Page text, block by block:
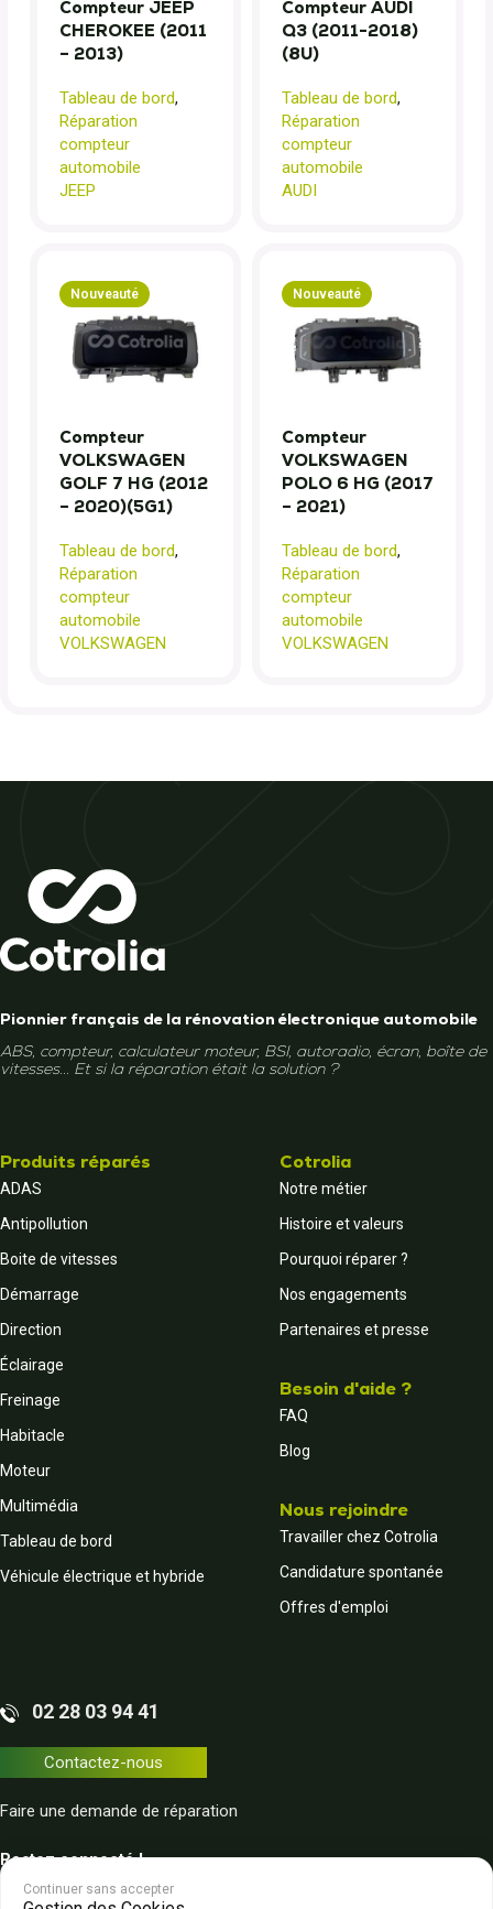
Compteur JEEP
CHEROKEE (2011
– 2013)
Tableau de bord,
Réparation
compteur
automobile
JEEP
Compteur AUDI
Q3 (2011-2018)
(8U)
Tableau de bord,
Réparation
compteur
automobile
AUDI
Nouveauté
Compteur
VOLKSWAGEN
GOLF 7 HG (2012
– 2020)(5G1)
Tableau de bord,
Réparation
compteur
automobile
VOLKSWAGEN
Nouveauté
Compteur
VOLKSWAGEN
POLO 6 HG (2017
– 2021)
Tableau de bord,
Réparation
compteur
automobile
VOLKSWAGEN
Pionnier français de la rénovation électronique automobile
ABS, compteur, calculateur moteur, BSI, autoradio, écran, boîte de
vitesses... Et si la réparation était la solution ?
Produits réparés
ADAS
Antipollution
Boite de vitesses
Démarrage
Direction
Éclairage
Freinage
Habitacle
Moteur
Multimédia
Tableau de bord
Véhicule électrique et hybride
Cotrolia
Notre métier
Histoire et valeurs
Pourquoi réparer ?
Nos engagements
Partenaires et presse
Besoin d'aide ?
FAQ
Blog
Nous rejoindre
Travailler chez Cotrolia
Candidature spontanée
Offres d'emploi
02 28 03 94 41
Contactez-nous
Faire une demande de réparation
Restez connecté !
Continuer sans accepter